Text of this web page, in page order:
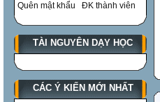
Quên mật khẩu ĐK thành viên
TÀI NGUYÊN DẠY HỌC
CÁC Ý KIẾN MỚI NHẤT